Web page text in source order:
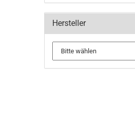
Hersteller